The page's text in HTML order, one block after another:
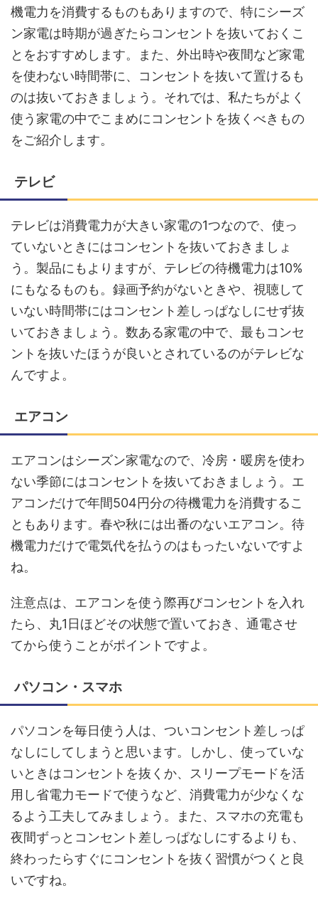
機電力を消費するものもありますので、特にシーズ
ン家電は時期が過ぎたらコンセントを抜いておくこ
とをおすすめします。また、外出時や夜間など家電
を使わない時間帯に、コンセントを抜いて置けるも
のは抜いておきましょう。それでは、私たちがよく
使う家電の中でこまめにコンセントを抜くべきもの
をご紹介します。
テレビ
テレビは消費電力が大きい家電の1つなので、使っ
ていないときにはコンセントを抜いておきましょ
う。製品にもよりますが、テレビの待機電力は10%
にもなるものも。録画予約がないときや、視聴して
いない時間帯にはコンセント差しっぱなしにせず抜
いておきましょう。数ある家電の中で、最もコンセ
ントを抜いたほうが良いとされているのがテレビな
んですよ。
エアコン
エアコンはシーズン家電なので、冷房・暖房を使わ
ない季節にはコンセントを抜いておきましょう。エ
アコンだけで年間504円分の待機電力を消費するこ
ともあります。春や秋には出番のないエアコン。待
機電力だけで電気代を払うのはもったいないですよ
ね。
注意点は、エアコンを使う際再びコンセントを入れ
たら、丸1日ほどその状態で置いておき、通電させ
てから使うことがポイントですよ。
パソコン・スマホ
パソコンを毎日使う人は、ついコンセント差しっぱ
なしにしてしまうと思います。しかし、使っていな
いときはコンセントを抜くか、スリープモードを活
用し省電力モードで使うなど、消費電力が少なくな
るよう工夫してみましょう。また、スマホの充電も
夜間ずっとコンセント差しっぱなしにするよりも、
終わったらすぐにコンセントを抜く習慣がつくと良
いですね。